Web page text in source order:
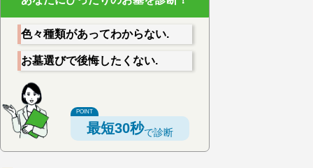
色々種類があってわからない.
お墓選びで後悔したくない.
最短30秒で診断